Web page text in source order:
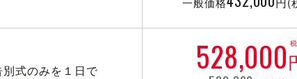
別式のみを１日で 528,000